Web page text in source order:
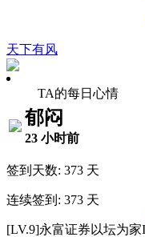
天下有风
TA的每日心情
郁闷
23 小时前
签到天数: 373 天
连续签到: 373 天
[LV.9]永富证券以坛为家